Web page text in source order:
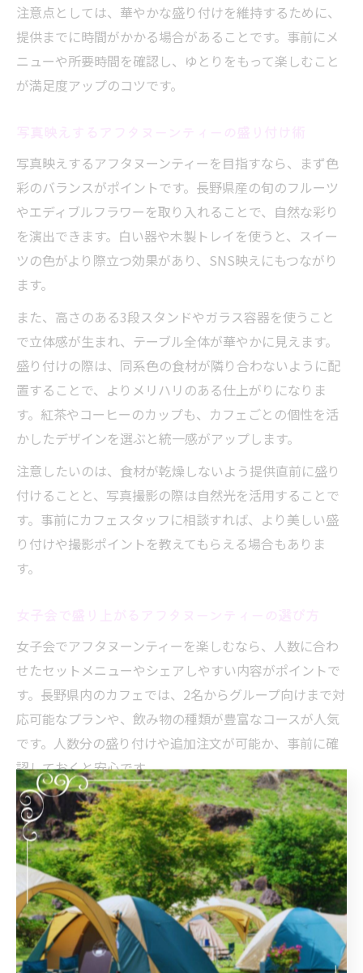
注意点としては、華やかな盛り付けを維持するために、
提供までに時間がかかる場合があることです。事前にメ
ニューや所要時間を確認し、ゆとりをもって楽しむこと
が満足度アップのコツです。
写真映えするアフタヌーンティーを目指すなら、まず色
彩のバランスがポイントです。長野県産の旬のフルーツ
やエディブルフラワーを取り入れることで、自然な彩り
を演出できます。白い器や木製トレイを使うと、スイー
ツの色がより際立つ効果があり、SNS映えにもつながり
ます。
また、高さのある3段スタンドやガラス容器を使うこと
で立体感が生まれ、テーブル全体が華やかに見えます。
盛り付けの際は、同系色の食材が隣り合わないように配
置することで、よりメリハリのある仕上がりになりま
す。紅茶やコーヒーのカップも、カフェごとの個性を活
かしたデザインを選ぶと統一感がアップします。
注意したいのは、食材が乾燥しないよう提供直前に盛り
付けることと、写真撮影の際は自然光を活用することで
す。事前にカフェスタッフに相談すれば、より美しい盛
り付けや撮影ポイントを教えてもらえる場合もありま
す。
女子会でアフタヌーンティーを楽しむなら、人数に合わ
せたセットメニューやシェアしやすい内容がポイントで
す。長野県内のカフェでは、2名からグループ向けまで対
応可能なプランや、飲み物の種類が豊富なコースが人気
です。人数分の盛り付けや追加注文が可能か、事前に確
認しておくと安心です。
また、話題性のある限定メニューや、季節ごとに変わる
内容も女子会を盛り上げる要素です。写真映えやSNSで
のシェアを意識した盛り付けや、地元産食材を使ったオ
リジナルスイーツは会話のきっかけにもなります。予約
時に記念日やサプライズの相談ができる店舗も増えてい
るので、特別な演出を希望する場合は利用してみましょ
う。